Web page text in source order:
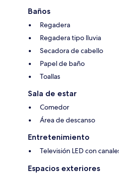
Baños
Regadera
Regadera tipo lluvia
Secadora de cabello
Papel de baño
Toallas
Sala de estar
Comedor
Área de descanso
Entretenimiento
Televisión LED con
Espacios exteriores